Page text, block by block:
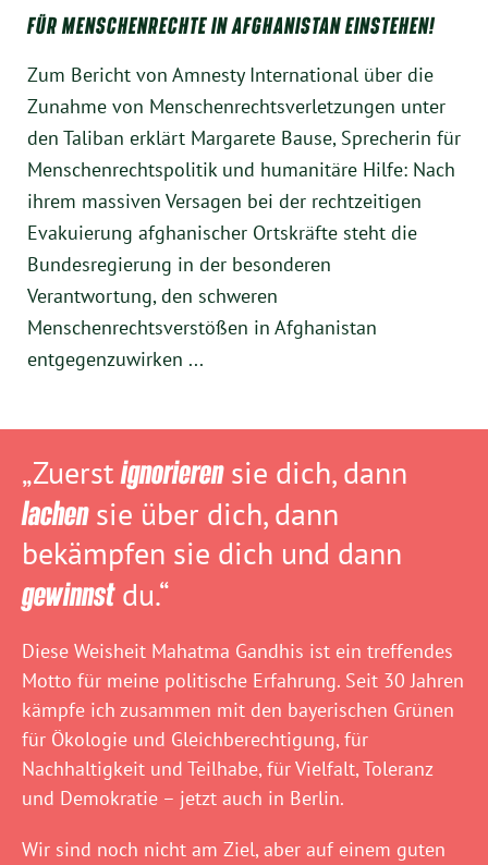
FÜR MENSCHENRECHTE IN AFGHANISTAN EINSTEHEN!
Zum Bericht von Amnesty International über die
Zunahme von Menschenrechtsverletzungen unter
den Taliban erklärt Margarete Bause, Sprecherin für
Menschenrechtspolitik und humanitäre Hilfe: Nach
ihrem massiven Versagen bei der rechtzeitigen
Evakuierung afghanischer Ortskräfte steht die
Bundesregierung in der besonderen
Verantwortung, den schweren
Menschenrechtsverstößen in Afghanistan
entgegenzuwirken ...
„Zuerstignorierensie dich, dann
lachensie über dich, dann
bekämpfen sie dich und dann
gewinnstdu.“
Diese Weisheit Mahatma Gandhis ist ein treffendes
Motto für meine politische Erfahrung. Seit 30 Jahren
kämpfe ich zusammen mit den bayerischen Grünen
für Ökologie und Gleichberechtigung, für
Nachhaltigkeit und Teilhabe, für Vielfalt, Toleranz
und Demokratie – jetzt auch in Berlin.
Wir sind noch nicht am Ziel, aber auf einem guten